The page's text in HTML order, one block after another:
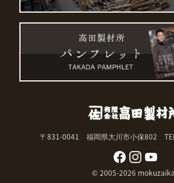
〒831-0041 福岡県大川市小保802
© 2005-2026